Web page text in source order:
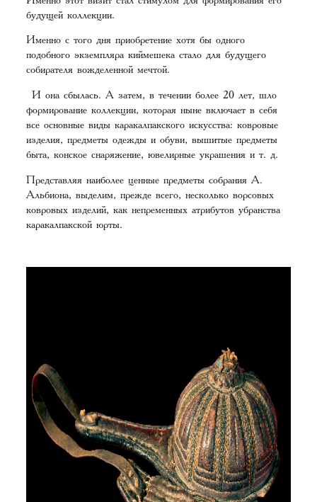
будущей коллекции.
Именно с того дня приобретение хотя бы одного
подобного экземпляра киймешека стало для будущего
собирателя вожделенной мечтой.
И она сбылась. А затем, в течении более 20 лет, шло
формирование коллекции, которая ныне включает в себя
все основные виды каракалпакского искусства: ковровые
изделия, предметы одежды и обуви, вышитые предметы
быта, конское снаряжение, ювелирные украшения и т. д.
Представляя наиболее ценные предметы собрания А.
Альбиона, выделим, прежде всего, несколько ворсовых
ковровых изделий, как непременных атрибутов убранства
каракалпакской юрты.